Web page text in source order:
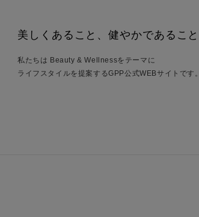
美しくあること、健やかであること
私たちは Beauty & Wellnessをテーマに
ライフスタイルを提案するGPP公式WEBサイトです。